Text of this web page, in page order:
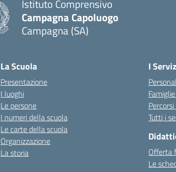
Istituto Comprensivo
Campagna Capoluogo
Campagna (SA)
La Scuola
Presentazione
I luoghi
Le persone
I numeri della scuola
Le carte della scuola
Organizzazione
La storia
I
Tutti i
Offerta
Le